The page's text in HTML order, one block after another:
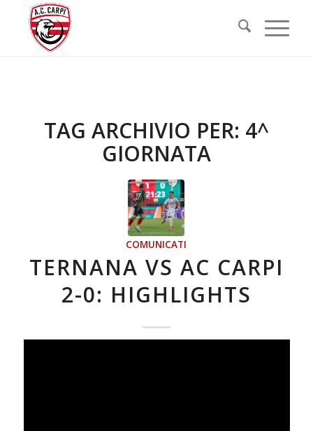
TAG ARCHIVIO PER: 4^
GIORNATA
COMUNICATI
TERNANA VS AC CARPI
2-0: HIGHLIGHTS